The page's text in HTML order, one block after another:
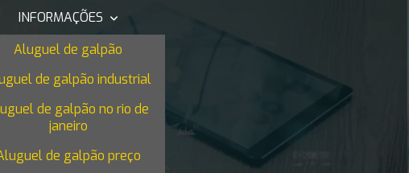
INFORMAÇÕES
Aluguel de galpão
de galpão industrial
de galpão no rio de
janeiro
de galpão preço